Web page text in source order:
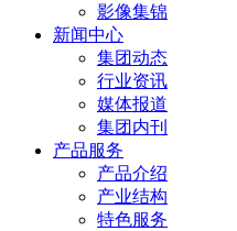
影像集锦
新闻中心
集团动态
行业资讯
媒体报道
集团内刊
产品服务
产品介绍
产业结构
特色服务